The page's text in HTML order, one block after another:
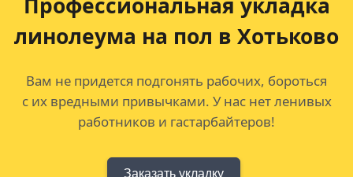
Профессиональная укладка
линолеума на пол в Хотьково
Вам не придется подгонять рабочих, бороться
с их вредными привычками. У нас нет ленивых
работников и гастарбайтеров!
Заказать укладку